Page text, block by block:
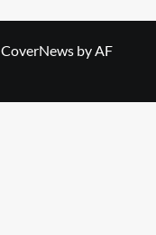
CoverNews by AF